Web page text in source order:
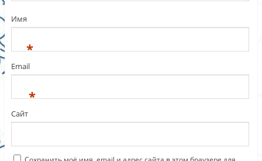
Имя
*
Email
*
Сайт